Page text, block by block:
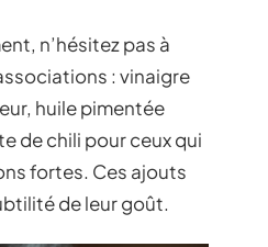
n’hésitez pas à
: vinaigre
huile pimentée
de chili pour ceux qui
fortes. Ces ajouts
de leur goût.